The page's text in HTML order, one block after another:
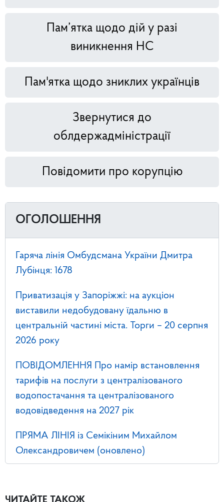
Пам’ятка щодо дій у разі
виникнення НС
Пам'ятка щодо зниклих українців
Звернутися до
облдержадміністрації
Повідомити про корупцію
ОГОЛОШЕННЯ
Гаряча лінія Омбудсмана України Дмитра
Лубінця: 1678
Приватизація у Запоріжжі: на аукціон
виставили недобудовану їдальню в
центральній частині міста. Торги – 20 серпня
2026 року
ПОВІДОМЛЕННЯ Про намір встановлення
тарифів на послуги з централізованого
водопостачання та централізованого
водовідведення на 2027 рік
ПРЯМА ЛІНІЯ із Семікіним Михайлом
Олександровичем (оновлено)